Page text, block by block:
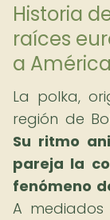
Historia
raíces
a América
La polka,
región de
Su ritmo
pareja la
fenómeno
A